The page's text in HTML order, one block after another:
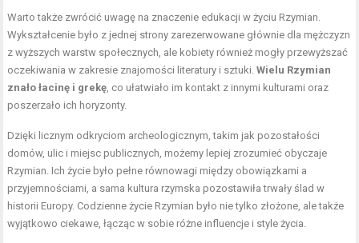
Warto także zwrócić uwagę na znaczenie edukacji w życiu Rzymian.
Wykształcenie było z jednej strony zarezerwowane głównie dla mężczyzn
z wyższych warstw społecznych, ale kobiety również mogły przewyższać
oczekiwania w zakresie znajomości literatury i sztuki.Wielu Rzymian
znało łacinę i grekę , co ułatwiało im kontakt z innymi kulturami oraz
poszerzało ich horyzonty.
Dzięki licznym odkryciom archeologicznym, takim jak pozostałości
domów, ulic i miejsc publicznych, możemy lepiej zrozumieć obyczaje
Rzymian. Ich życie było pełne równowagi między obowiązkami a
przyjemnościami, a sama kultura rzymska pozostawiła trwały ślad w
historii Europy. Codzienne życie Rzymian było nie tylko złożone, ale także
wyjątkowo ciekawe, łącząc w sobie różne influencje i style życia.